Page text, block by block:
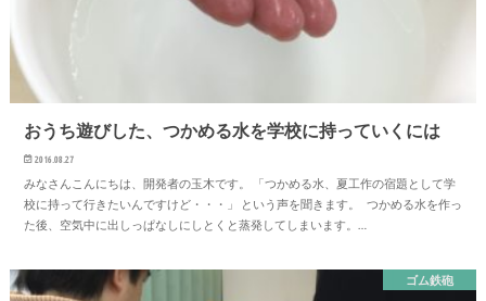
おうち遊びした、つかめる水を学校に持っていくには
2016.08.27
みなさんこんにちは、開発者の玉木です。 「つかめる水、夏工作の宿題として学
校に持って行きたいんですけど・・・」 という声を聞きます。 つかめる水を作っ
た後、空気中に出しっぱなしにしとくと蒸発してしまいます。…
ゴム鉄砲